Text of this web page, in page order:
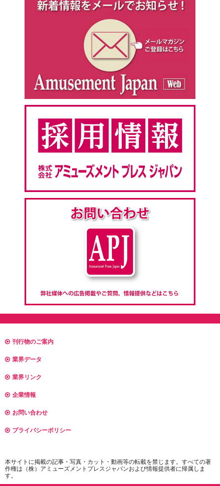
刊行物のご案内
業界データ
業界リンク
企業情報
お問い合わせ
プライバシーポリシー
本サイトに掲載の記事・写真・カット・動画等の転載を禁じます。すべての著
作権は（株）アミューズメントプレスジャパンおよび情報提供者に帰属しま
す。